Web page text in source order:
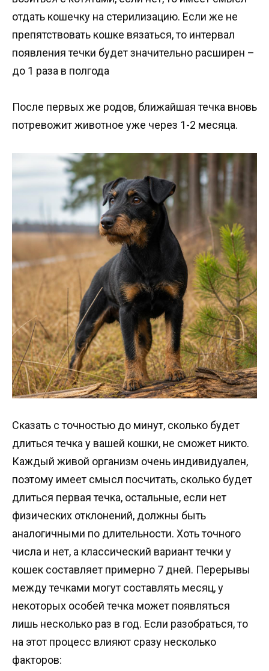
отдать кошечку на стерилизацию. Если же не
препятствовать кошке вязаться, то интервал
появления течки будет значительно расширен –
до 1 раза в полгода
После первых же родов, ближайшая течка вновь
потревожит животное уже через 1-2 месяца.
Сказать с точностью до минут, сколько будет
длиться течка у вашей кошки, не сможет никто.
Каждый живой организм очень индивидуален,
поэтому имеет смысл посчитать, сколько будет
длиться первая течка, остальные, если нет
физических отклонений, должны быть
аналогичными по длительности. Хоть точного
числа и нет, а классический вариант течки у
кошек составляет примерно 7 дней. Перерывы
между течками могут составлять месяц, у
некоторых особей течка может появляться
лишь несколько раз в год. Если разобраться, то
на этот процесс влияют сразу несколько
факторов: